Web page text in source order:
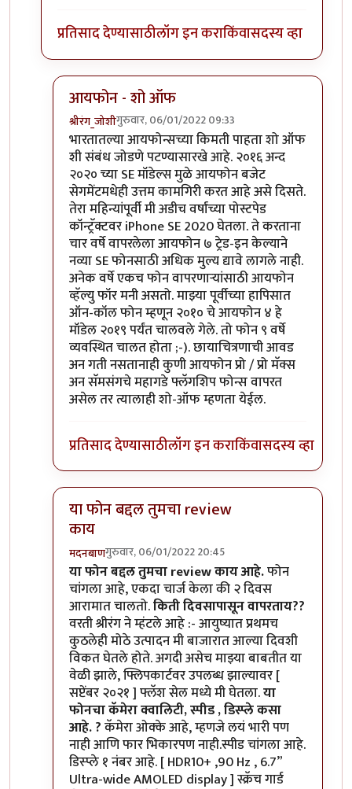
प्रतिसाद देण्यासाठीलॉग इन कराकिंवासदस्य व्हा
आयफोन - शो ऑफ
श्रीरंग_जोशीगुरुवार, 06/01/2022 09:33
In reply toमोटो एज 20byबापूसाहेब
भारतातल्या आयफोन्सच्या किमती पाहता शो ऑफ
शी संबंध जोडणे पटण्यासारखे आहे. २०१६ अन्द
२०२० च्या SE मॉडेल्स मुळे आयफोन बजेट
सेगमेंटमधेही उत्तम कामगिरी करत आहे असे दिसते.
तेरा महिन्यांपूर्वी मी अडीच वर्षांच्या पोस्टपेड
कॉन्ट्रॅक्टवर iPhone SE 2020 घेतला. ते करताना
चार वर्षे वापरलेला आयफोन ७ ट्रेड-इन केल्याने
नव्या SE फोनसाठी अधिक मुल्य द्यावे लागले नाही.
अनेक वर्षे एकच फोन वापरणार्‍यांसाठी आयफोन
व्हॅल्यु फॉर मनी असतो. माझ्या पूर्वीच्या हापिसात
ऑन-कॉल फोन म्हणून २०१० चे आयफोन ४ हे
मॉडेल २०१९ पर्यंत चालवले गेले. तो फोन ९ वर्षे
व्यवस्थित चालत होता ;-). छायाचित्रणाची आवड
अन गती नसतानाही कुणी आयफोन प्रो / प्रो मॅक्स
अन सॅमसंगचे महागडे फ्लॅगशिप फोन्स वापरत
असेल तर त्यालाही शो-ऑफ म्हणता येईल.
प्रतिसाद देण्यासाठीलॉग इन कराकिंवासदस्य व्हा
या फोन बद्दल तुमचा review
काय
मदनबाणगुरुवार, 06/01/2022 20:45
In reply toमोटो एज 20byबापूसाहेब
या फोन बद्दल तुमचा review काय आहे.फोन
चांगला आहे, एकदा चार्ज केला की २ दिवस
आरामात चालतो.किती दिवसापासून वापरताय??
वरती श्रीरंग ने म्हंटले आहे :- आयुष्यात प्रथमच
कुठलेही मोठे उत्पादन मी बाजारात आल्या दिवशी
विकत घेतले होते. अगदी असेच माझ्या बाबतीत या
वेळी झाले, फ्लिपकार्टवर उपलब्ध झाल्यावर [
सप्टेंबर २०२१ ] फ्लॅश सेल मध्ये मी घेतला.या
फोनचा कॅमेरा क्वालिटी, स्पीड , डिस्प्ले कसा
आहे. ?कॅमेरा ओक्के आहे, म्हणजे लयं भारी पण
नाही आणि फार भिकारपण नाही.स्पीड चांगला आहे.
डिस्प्ले १ नंबर आहे. [ HDR10+ ,90 Hz , 6.7”
Ultra-wide AMOLED display ] स्क्रॅच गार्ड